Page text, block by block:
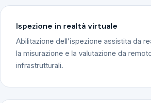
Ispezione in realtà virtuale
Abilitazione dell'ispezione assistita da
la misurazione e la valutazione da
infrastrutturali.